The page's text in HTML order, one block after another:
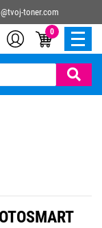
toner.com
0